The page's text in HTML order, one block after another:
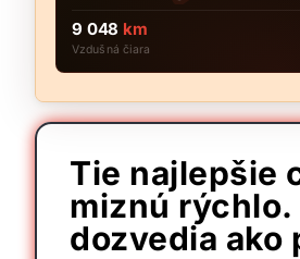
9 048 km
Vzdušná čiara
Tie najlepšie
miznú
dozvedia ako